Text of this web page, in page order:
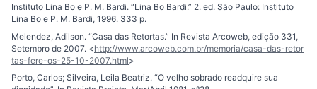
Instituto Lina Bo e P. M. Bardi. “Lina Bo Bardi.” 2. ed. São Paulo: Instituto
Lina Bo e P. M. Bardi, 1996. 333 p.
Melendez, Adilson. “Casa das Retortas.” In Revista Arcoweb, edição 331,
Setembro de 2007. <http://www.arcoweb.com.br/memoria/casa-das-retor
tas-fere-os-25-10-2007.html>
Porto, Carlos; Silveira, Leila Beatriz. “O velho sobrado readquire sua